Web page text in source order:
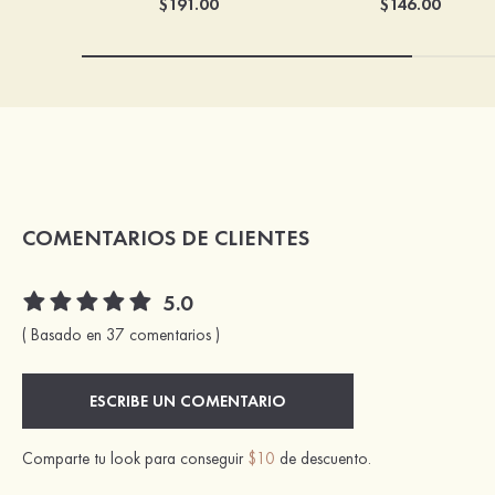
COMENTARIOS DE CLIENTES
5.0
( Basado en 37 comentarios )
ESCRIBE UN COMENTARIO
Comparte tu look para conseguir $10 de descuento.